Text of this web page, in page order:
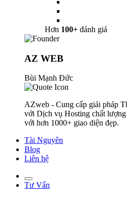
Hơn 100+ đánh giá
AZ WEB
Bùi Mạnh Đức
AZweb - Cung cấp giải pháp
với Dịch vụ Hosting chất
với hơn 1000+ giao diện đẹp.
Tài Nguyên
Blog
Liên hệ
Tư Vấn